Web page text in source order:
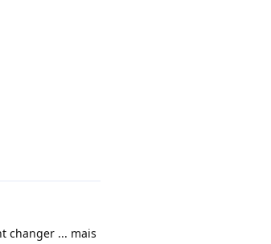
changer ... mais